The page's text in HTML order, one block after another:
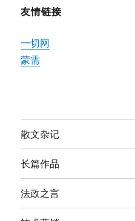
友情链接
一切网
蒙需
散文杂记
长篇作品
法政之言